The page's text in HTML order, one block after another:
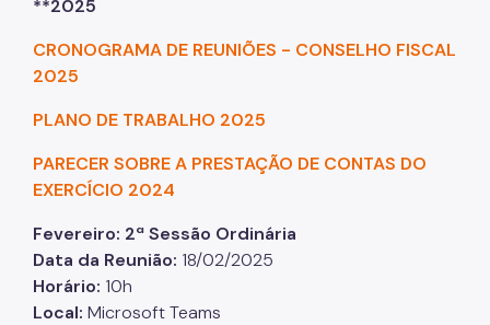
**2025
CRONOGRAMA DE REUNIÕES - CONSELHO FISCAL
2025
PLANO DE TRABALHO 2025
PARECER SOBRE A PRESTAÇÃO DE CONTAS DO
EXERCÍCIO 2024
Fevereiro: 2ª Sessão Ordinária
Data da Reunião: 18/02/2025
Horário: 10h
Local: Microsoft Teams